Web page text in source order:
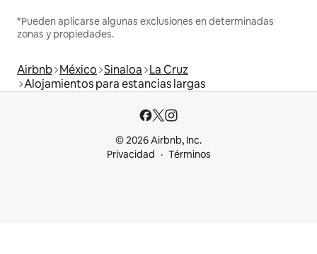
*Pueden aplicarse algunas exclusiones en determinadas
zonas y propiedades.
Airbnb México Sinaloa La Cruz
Alojamientos para estancias largas
© 2026 Airbnb, Inc.
Privacidad
Términos